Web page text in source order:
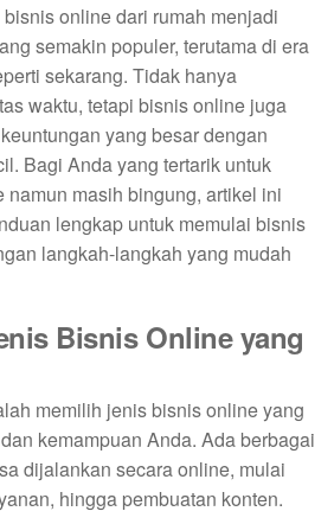
online dari rumah menjadi
semakin populer, terutama di era
sekarang. Tidak hanya
waktu, tetapi bisnis online juga
yang besar dengan
Bagi Anda yang tertarik untuk
masih bingung, artikel ini
lengkap untuk memulai bisnis
langkah-langkah yang mudah
Bisnis Online yang
memilih jenis bisnis online yang
kemampuan Anda. Ada berbagai
dijalankan secara online, mulai
hingga pembuatan konten.